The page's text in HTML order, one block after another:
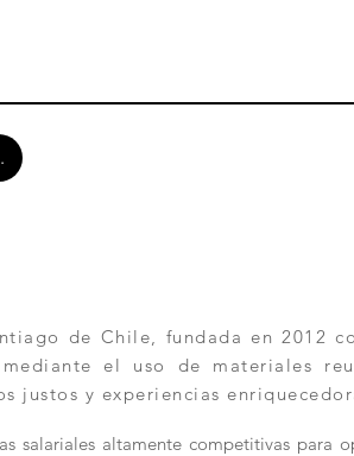
de Chile, fundada en 2012
el uso de materiales
justos y experiencias
salariales altamente competitivas para